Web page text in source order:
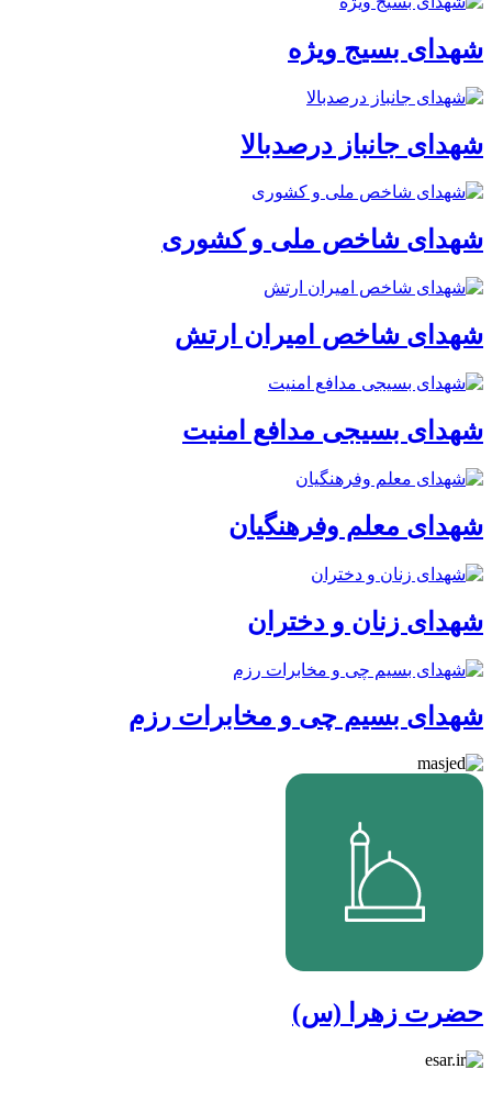
شهدای بسیج ویژه
شهدای جانباز درصدبالا
شهدای شاخص ملی و کشوری
شهدای شاخص امیران ارتش
شهدای بسیجی مدافع امنیت
شهدای معلم وفرهنگیان
شهدای زنان و دختران
شهدای بسیم چی و مخابرات رزم
حضرت زهرا (س)